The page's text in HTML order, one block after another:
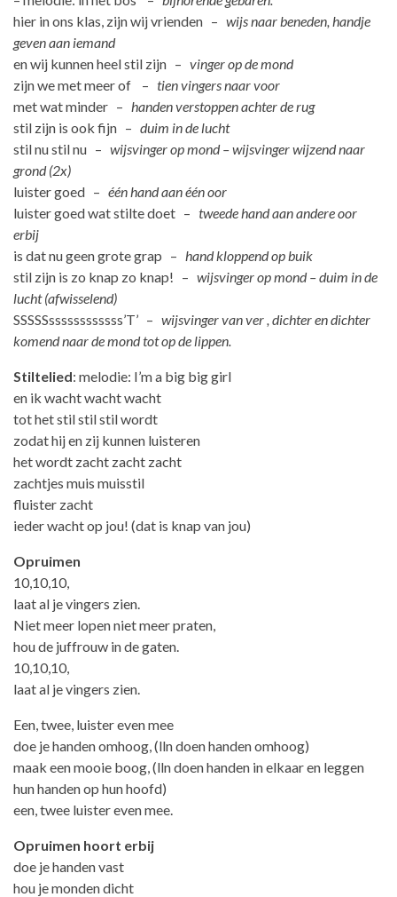
hier in ons klas, zijn wij vrienden – wijs naar beneden, handje
geven aan iemand
en wij kunnen heel stil zijn – vinger op de mond
zijn we met meer of – tien vingers naar voor
met wat minder – handen verstoppen achter de rug
stil zijn is ook fijn – duim in de lucht
stil nu stil nu – wijsvinger op mond – wijsvinger wijzend naar
grond (2x)
luister goed – één hand aan één oor
luister goed wat stilte doet – tweede hand aan andere oor
erbij
is dat nu geen grote grap – hand kloppend op buik
stil zijn is zo knap zo knap! – wijsvinger op mond – duim in de
lucht (afwisselend)
SSSSSssssssssssss’T’ – wijsvinger van ver , dichter en dichter
komend naar de mond tot op de lippen.
Stiltelied: melodie: I’m a big big girl
en ik wacht wacht wacht
tot het stil stil stil wordt
zodat hij en zij kunnen luisteren
het wordt zacht zacht zacht
zachtjes muis muisstil
fluister zacht
ieder wacht op jou! (dat is knap van jou)
Opruimen
10,10,10,
laat al je vingers zien.
Niet meer lopen niet meer praten,
hou de juffrouw in de gaten.
10,10,10,
laat al je vingers zien.
Een, twee, luister even mee
doe je handen omhoog, (lln doen handen omhoog)
maak een mooie boog, (lln doen handen in elkaar en leggen
hun handen op hun hoofd)
een, twee luister even mee.
Opruimen hoort erbij
doe je handen vast
hou je monden dicht